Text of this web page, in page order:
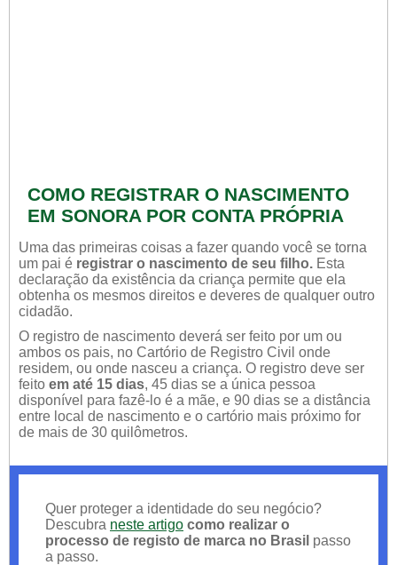
COMO REGISTRAR O NASCIMENTO
EM SONORA POR CONTA PRÓPRIA
Uma das primeiras coisas a fazer quando você se torna
um pai é registrar o nascimento de seu filho. Esta
declaração da existência da criança permite que ela
obtenha os mesmos direitos e deveres de qualquer outro
cidadão.
O registro de nascimento deverá ser feito por um ou
ambos os pais, no Cartório de Registro Civil onde
residem, ou onde nasceu a criança. O registro deve ser
feito em até 15 dias, 45 dias se a única pessoa
disponível para fazê-lo é a mãe, e 90 dias se a distância
entre local de nascimento e o cartório mais próximo for
de mais de 30 quilômetros.
Quer proteger a identidade do seu negócio?
Descubra neste artigo como realizar o
processo de registo de marca no Brasil passo
a passo.